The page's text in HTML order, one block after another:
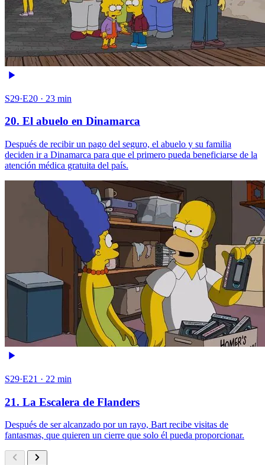
S29·E20 · 23 min
20. El abuelo en Dinamarca
Después de recibir un pago del seguro, el abuelo y su familia
deciden ir a Dinamarca para que el primero pueda beneficiarse de la
atención médica gratuita del país.
S29·E21 · 22 min
21. La Escalera de Flanders
Después de ser alcanzado por un rayo, Bart recibe visitas de
fantasmas, que quieren un cierre que solo él pueda proporcionar.